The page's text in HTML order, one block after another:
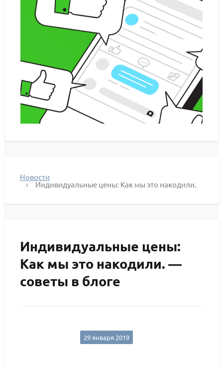
Новости
Индивидуальные цены: Как мы это накодили.
Индивидуальные цены:
Как мы это накодили. —
советы в блоге
29 января 2019